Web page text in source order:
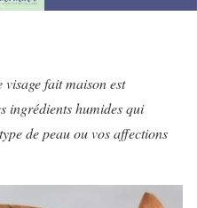
visage fait maison est
ingrédients humides qui
de peau ou vos affections